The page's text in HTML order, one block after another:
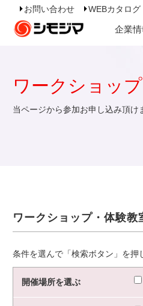
お問い合わせ WEBカタログ
企業
ワークショッ
当ページから参加お申し込み頂け
ワークショップ・体験教
条件を選んで「検索ボタン」を押
開催場所を選ぶ